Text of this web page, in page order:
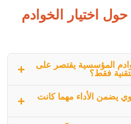
اختيار الخوادم
المؤسسية يقتصر على
فقط؟
هي جزء صغير من القرار. اختيار
يأخذ في الاعتبار التكلفة
الأمان، طبيعة التطبيقات،
يضمن الأداء مهما كانت